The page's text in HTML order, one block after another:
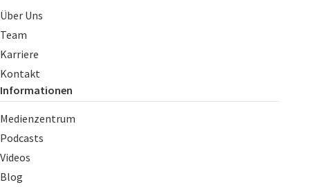
Über Uns
Team
Karriere
Kontakt
Informationen
Medienzentrum
Podcasts
Videos
Blog